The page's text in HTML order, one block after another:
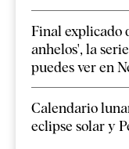
Final explicado
anhelos', la
puedes ver en
Calendario
eclipse solar y